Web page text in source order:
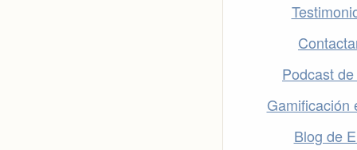
Podcast
Gamificación
Blog de